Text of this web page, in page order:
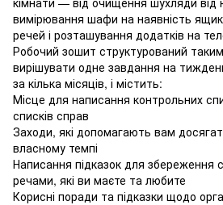
вимірювання шафи на наявність
речей і розташування додатків на
Робочий зошит структурований
вирішувати одне завдання на
за кілька місяців, і містить:
Місце для написання контрольних
списків справ
Заходи, які допомагають вам
власному темпі
Написання підказок для збереження
речами, які ви маєте та любите
Корисні поради та підказки щодо